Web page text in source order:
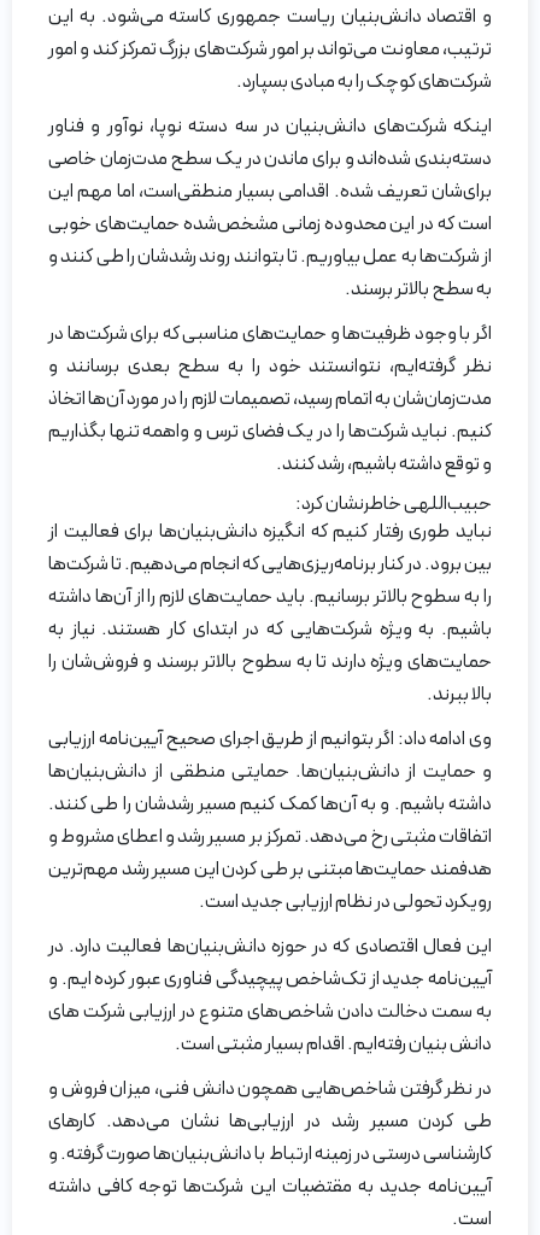
و اقتصاد دانش‌بنیان ریاست جمهوری کاسته می‌شود. به این
ترتیب، معاونت می‌تواند بر امور شرکت‌های بزرگ تمرکز کند و امور
شرکت‌های کوچک را به مبادی بسپارد.
اینکه شرکت‌های دانش‌بنیان در سه دسته نوپا، نوآور و فناور
دسته‌بندی شده‌اند و برای ماندن در یک سطح مدت‌زمان خاصی
برای‌شان تعریف شده. اقدامی بسیار منطقی‌است، اما مهم این
است که در این محدوده زمانی مشخص‌شده حمایت‌های خوبی
از شرکت‌ها به عمل بیاوریم. تا بتوانند روند رشدشان را طی کنند و
به سطح بالاتر برسند.
اگر با وجود ظرفیت‌ها و حمایت‌های مناسبی که برای شرکت‌ها در
نظر گرفته‌ایم، نتوانستند خود را به سطح بعدی برسانند و
مدت‌زمان‌شان به اتمام رسید، تصمیمات لازم را در مورد آن‌ها اتخاذ
کنیم. نباید شرکت‌ها را در یک فضای ترس و واهمه تنها بگذاریم
و توقع داشته باشیم، رشد کنند.
حبیب‌اللهی خاطرنشان کرد:
نباید طوری رفتار کنیم که انگیزه دانش‌بنیان‌ها برای فعالیت از
بین برود. در کنار برنامه‌ریزی‌هایی که انجام می‌دهیم. تا شرکت‌ها
را به سطوح بالاتر برسانیم. باید حمایت‌های لازم را از آن‌ها داشته
باشیم. به ویژه شرکت‌هایی که در ابتدای کار هستند. نیاز به
حمایت‌های ویژه دارند تا به سطوح بالاتر برسند و فروش‌شان را
بالا ببرند.
وی ادامه داد: اگر بتوانیم از طریق اجرای صحیح آیین‌نامه ارزیابی
و حمایت از دانش‌بنیان‌ها. حمایتی منطقی از دانش‌بنیان‌ها
داشته باشیم. و به آن‌ها کمک کنیم مسیر رشدشان را طی کنند.
اتفاقات مثبتی رخ می‌دهد. تمرکز بر مسیر رشد و اعطای مشروط و
هدفمند حمایت‌ها مبتنی بر طی کردن این مسیر رشد مهم‌ترین
رویکرد تحولی در نظام ارزیابی جدید است.
این فعال اقتصادی که در حوزه دانش‌بنیان‌ها فعالیت دارد. در
آیین‌نامه جدید از تک‌شاخص پیچیدگی فناوری عبور کرده ایم. و
به سمت دخالت دادن شاخص‌های متنوع در ارزیابی‌ شرکت های
دانش بنیان رفته‌ایم. اقدام بسیار مثبتی است.
در نظر گرفتن شاخص‌هایی همچون دانش فنی، میزان فروش و
طی کردن مسیر رشد در ارزیابی‌ها نشان می‌دهد. کار‌های
کارشناسی درستی در زمینه ارتباط با دانش‌بنیان‌ها صورت گرفته. و
آیین‌نامه جدید به مقتضیات این شرکت‌ها توجه کافی داشته
است.